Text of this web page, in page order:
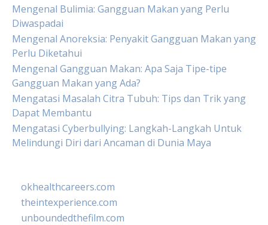
Mengenal Bulimia: Gangguan Makan yang Perlu
Diwaspadai
Mengenal Anoreksia: Penyakit Gangguan Makan yang
Perlu Diketahui
Mengenal Gangguan Makan: Apa Saja Tipe-tipe
Gangguan Makan yang Ada?
Mengatasi Masalah Citra Tubuh: Tips dan Trik yang
Dapat Membantu
Mengatasi Cyberbullying: Langkah-Langkah Untuk
Melindungi Diri dari Ancaman di Dunia Maya
okhealthcareers.com
theintexperience.com
unboundedthefilm.com